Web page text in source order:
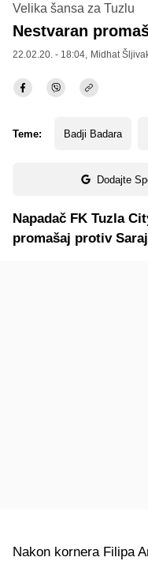
Velika šansa za Tuzlu
Nestvaran
22.02.20. - 18:04, Midhat
Teme: Badji Badara
Dodajte
Napadač FK Tuzla
promašaj protiv
Nakon kornera Filipa